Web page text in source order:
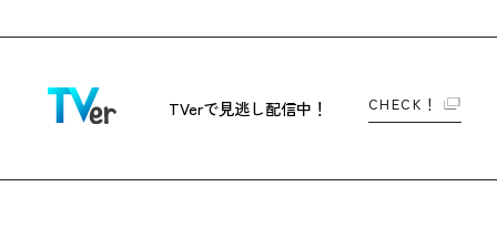
TVerで見逃し配信中！ CHECK！